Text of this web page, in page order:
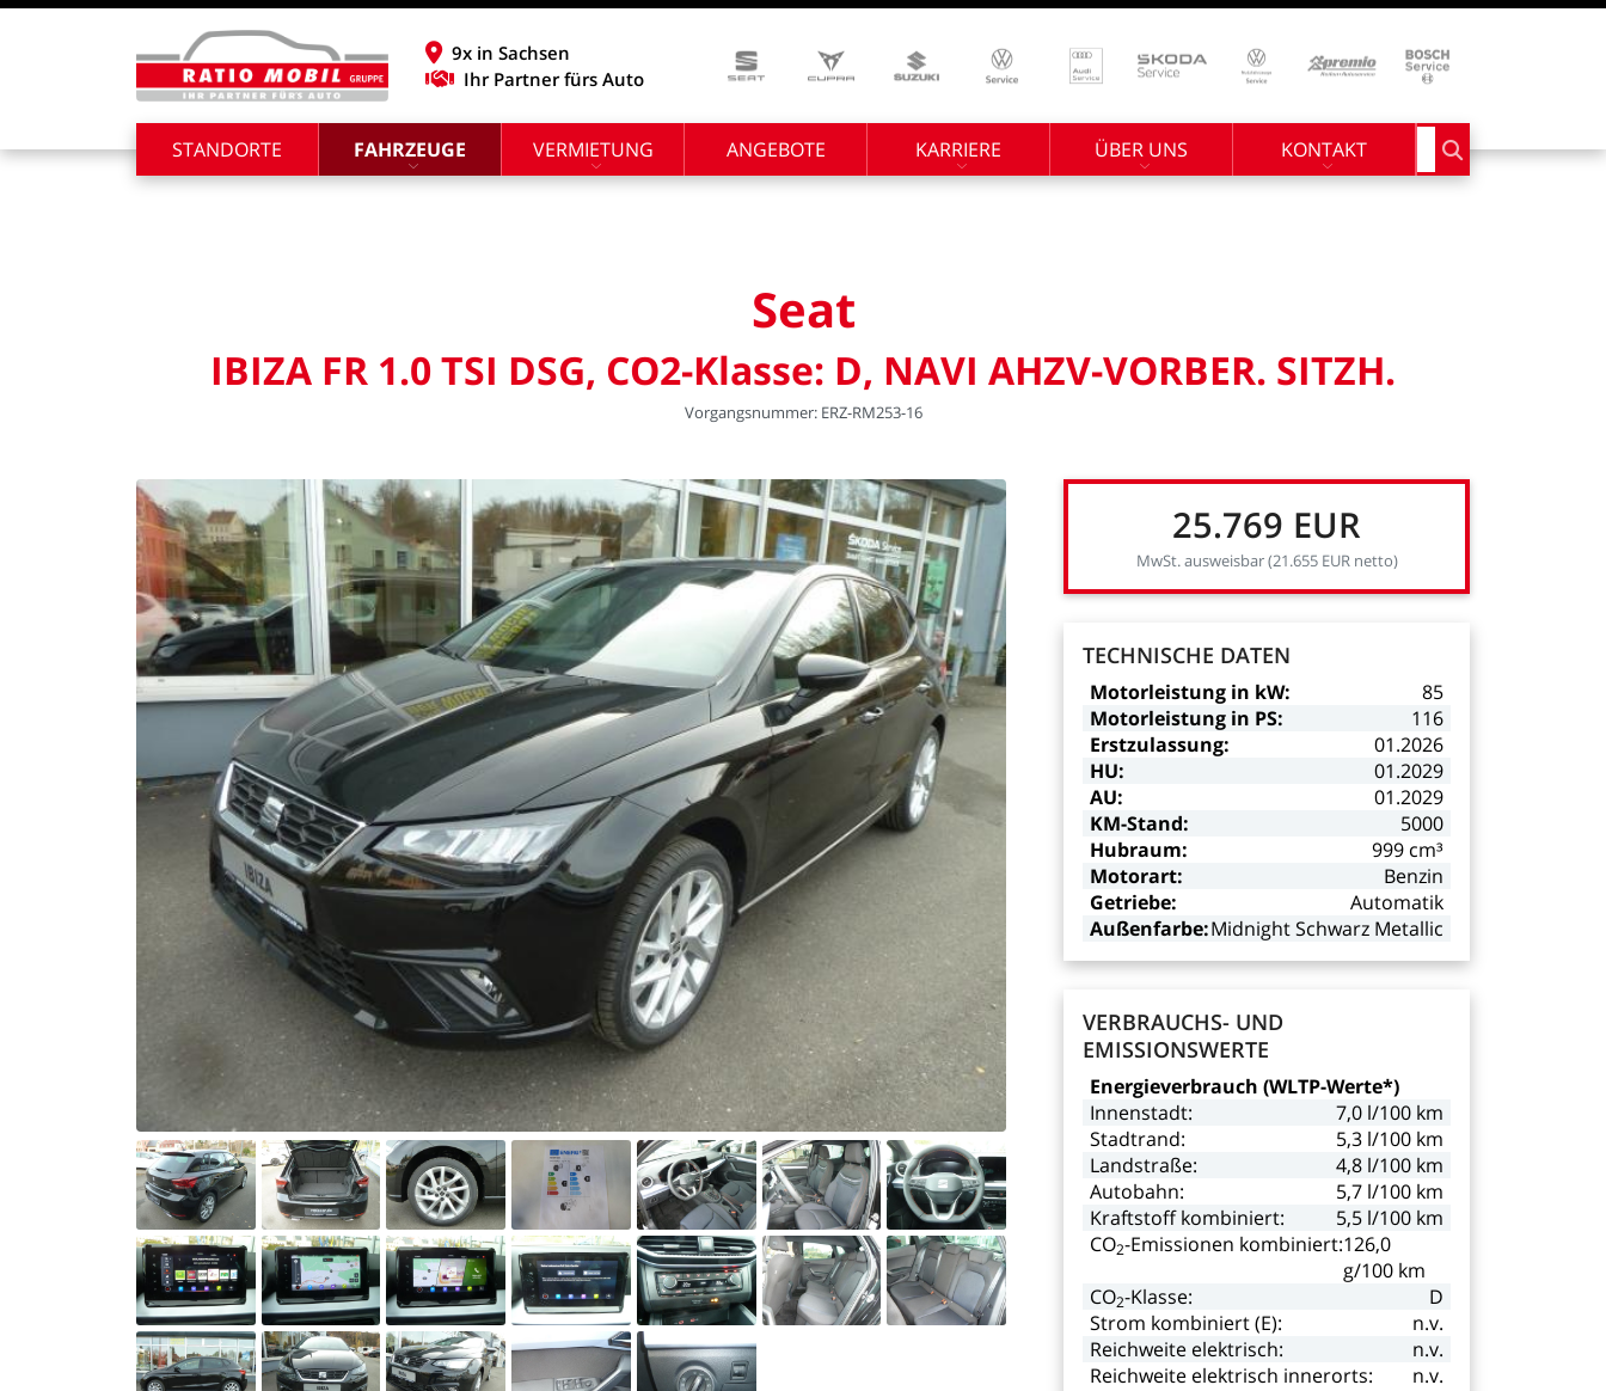
9x in Sachsen
Ihr Partner fürs Auto
STANDORTE FAHRZEUGE VERMIETUNG ANGEBOTE KARRIERE ÜBER UNS KONTAKT Suchbegriff
Seat
IBIZA FR 1.0TSI DSG, CO2-Klasse: D, NAVI AHZV-VORBER. SITZH.
Vorgangsnummer: ERZ-RM253-16
25.769 EUR
MwSt.ausweisbar(21.655 EUR netto)
TECHNISCHE DATEN
Motorleistung in kW:
85
Motorleistung in PS:
116
Erstzulassung:
01.2026
HU:
01.2029
AU:
01.2029
KM-Stand:
5000
Hubraum:
999 cm³
Motorart:
Benzin
Getriebe:
Automatik
Außenfarbe:MidnightSchwarz Metallic
VERBRAUCHS- UND
EMISSIONSWERTE
Energieverbrauch (WLTP-Werte*)
Innenstadt:
7,0 l/100 km
Stadtrand:
5,3 l/100 km
Landstraße:
4,8 l/100 km
Autobahn:
5,7 l/100 km
Kraftstoff kombiniert: 5,5 l/100 km
CO2-Emissionen kombiniert:126,0
g/100 km
CO2-Klasse:
D
Strom kombiniert(E):
n.v.
Reichweite elektrisch:
n.v.
Reichweite elektrisch innerorts: n.v.